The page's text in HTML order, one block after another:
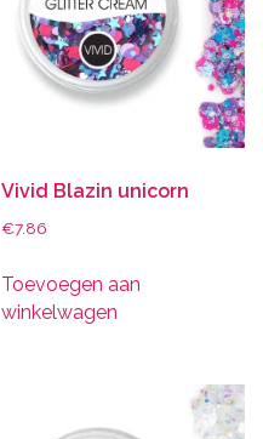
Vivid Blazin unicorn
€7.86
Toevoegen aan
winkelwagen